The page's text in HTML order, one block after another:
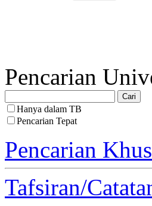
Pencarian
Hanya dalam TB
Pencarian Tepat
Pencarian
Tafsiran/